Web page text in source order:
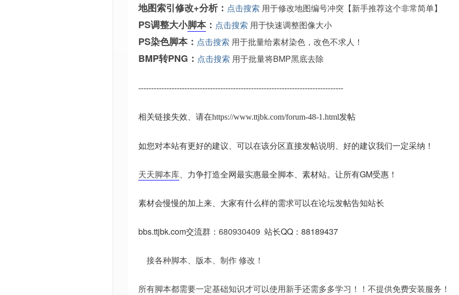
地图索引修改+分析： 点击搜索 用于修改地图编号冲突【新手推荐这个非常简单】
PS调整大小脚本： 点击搜索 用于快速调整图像大小
PS染色脚本： 点击搜索 用于批量给素材染色，改色不求人！
BMP转PNG： 点击搜索 用于批量将BMP黑底去除
--------------------------------------------------------------------------------
相关链接失效、请在https://www.ttjbk.com/forum-48-1.html发帖
如您对本站有更好的建议、可以在该分区直接发帖说明、好的建议我们一定采纳！
天天脚本库、力争打造全网最实惠最全脚本、素材站。让所有GM受惠！
素材会慢慢的加上来、大家有什么样的需求可以在论坛发帖告知站长
bbs.ttjbk.com交流群： 680930409 站长QQ：88189437
接各种脚本、版本、制作 修改！
所有脚本都需要一定基础知识才可以使用新手还需多多学习！！不提供免费安装服务！